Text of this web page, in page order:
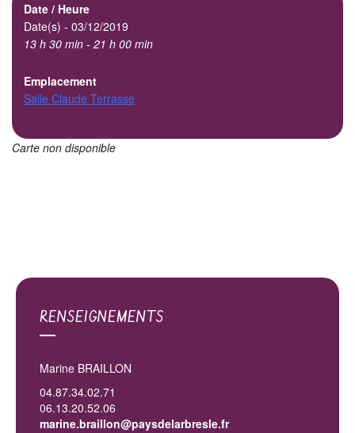
Date / Heure
Date(s) - 03/12/2019
13 h 30 min - 21 h 00 min
Emplacement
Salle Claude Terrasse
Carte non disponible
RENSEIGNEMENTS
Marine BRAILLON
04.87.34.02.71
06.13.20.52.06
marine.braillon@paysdelarbresle.fr